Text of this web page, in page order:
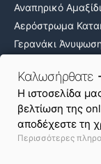
Καλωσήρθατε
H ιστοσελίδα
βελτίωση της
αποδέχεστε τη
Περισσότερες
Αναπηρικό
Αερόστρωμα
Γερανάκι
Όροι